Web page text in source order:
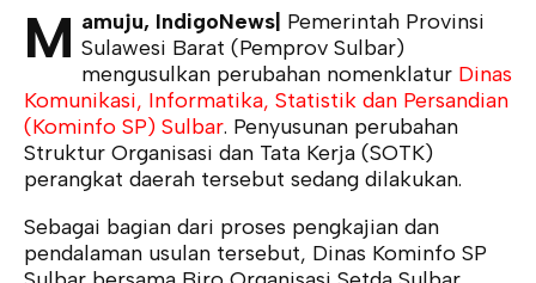
M amuju, IndigoNews| Pemerintah Provinsi
Sulawesi Barat (Pemprov Sulbar)
mengusulkan perubahan nomenklatur Dinas
Komunikasi, Informatika, Statistik dan Persandian
(Kominfo SP) Sulbar. Penyusunan perubahan
Struktur Organisasi dan Tata Kerja (SOTK)
perangkat daerah tersebut sedang dilakukan.
Sebagai bagian dari proses pengkajian dan
pendalaman usulan tersebut, Dinas Kominfo SP